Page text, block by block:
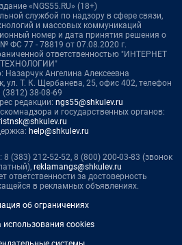
«NGS55.RU» (18+)
службой по надзору в сфере связи,
и массовых коммуникаций
номер и дата принятия решения о
ФС 77 - 78819 от 07.08.2020 г.
ответственностью "ИНТЕРНЕТ
ТЕХНОЛОГИИ"
Назарчук Ангелина Алексеевна
ул. Т. К. Щербанева, 25, офис 402, телефон
(3812) 38-08-69
редакции: ngs55@shkulev.ru
и государственных органов:
help@shkulev.ru
(383) 212-52-52, 8 (800) 200-03-83 (звонок
reklamangs@shkulev.ru
ответственности за достоверность
в рекламных объявлениях.
об ограничениях
использования cookies